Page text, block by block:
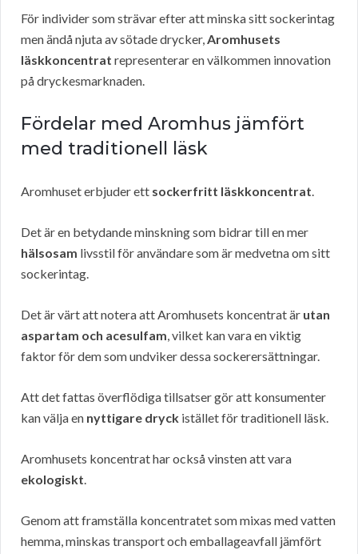
För individer som strävar efter att minska sitt sockerintag
men ändå njuta av sötade drycker,Aromhusets
läskkoncentrat representerar en välkommen innovation
på dryckesmarknaden.
Fördelar med Aromhus jämfört
med traditionell läsk
Aromhuset erbjuder ett sockerfritt läskkoncentrat.
Det är en betydande minskning som bidrar till en mer
hälsosam livsstil för användare som är medvetna om sitt
sockerintag.
Det är värt att notera att Aromhusets koncentrat är utan
aspartam och acesulfam, vilket kan vara en viktig
faktor för dem som undviker dessa sockerersättningar.
Att det fattas överflödiga tillsatser gör att konsumenter
kan välja en nyttigare dryck istället för traditionell läsk.
Aromhusets koncentrat har också vinsten att vara
ekologiskt.
Genom att framställa koncentratet som mixas med vatten
hemma, minskas transport och emballageavfall jämfört